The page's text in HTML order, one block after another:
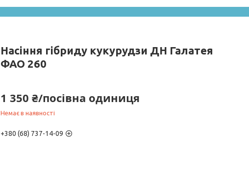
Насіння гібриду кукурудзи ДН Галатея
ФАО 260
1 350 ₴/посівна одиниця
Немає в наявності
+380 (68) 737-14-09